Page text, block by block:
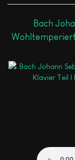
Bach